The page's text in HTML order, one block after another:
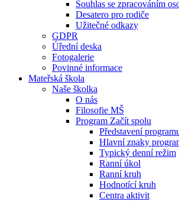
Souhlas se zpracováním
Desatero pro rodiče
Užitečné odkazy
GDPR
Úřední deska
Fotogalerie
Povinné informace
Mateřská škola
Naše školka
O nás
Filosofie MŠ
Program Začít spolu
Představení
Hlavní znaky
Typický denní režim
Ranní úkol
Ranní kruh
Hodnotící kruh
Centra aktivit